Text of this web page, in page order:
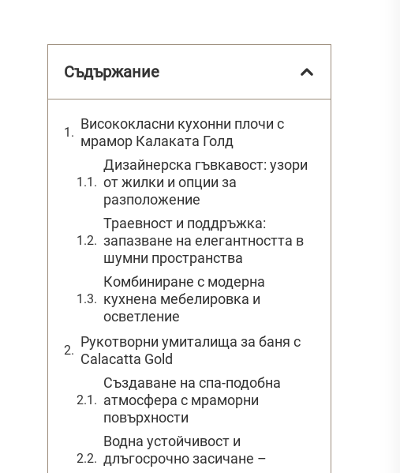
Съдържание
Висококласни кухонни плочи с
мрамор Калаката Голд
Дизайнерска гъвкавост: узори
от жилки и опции за
разположение
Траевност и поддръжка:
запазване на елегантността в
шумни пространства
Комбиниране с модерна
кухнена мебелировка и
осветление
Рукотворни умиталища за баня с
Calacatta Gold
Създаване на спа-подобна
атмосфера с мраморни
повърхности
Водна устойчивост и
длъгосрочно засичане –